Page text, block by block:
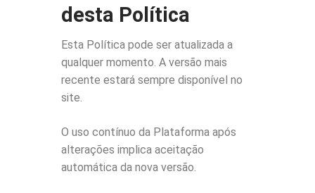
desta Política
Esta Política pode ser atualizada a
qualquer momento. A versão mais
recente estará sempre disponível no
site.
O uso contínuo da Plataforma após
alterações implica aceitação
automática da nova versão.